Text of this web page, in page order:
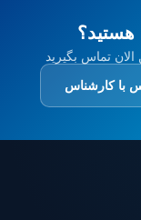
هستید؟
تماس بگیرید
با کارشناس